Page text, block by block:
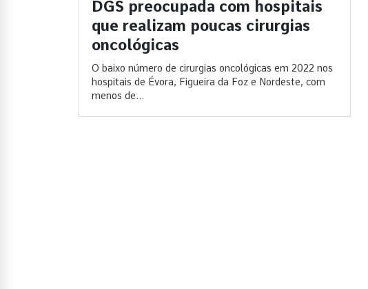
DGS preocupada com hospitais
que realizam poucas cirurgias
oncológicas
O baixo número de cirurgias oncológicas em 2022 nos
hospitais de Évora, Figueira da Foz e Nordeste, com
menos de...